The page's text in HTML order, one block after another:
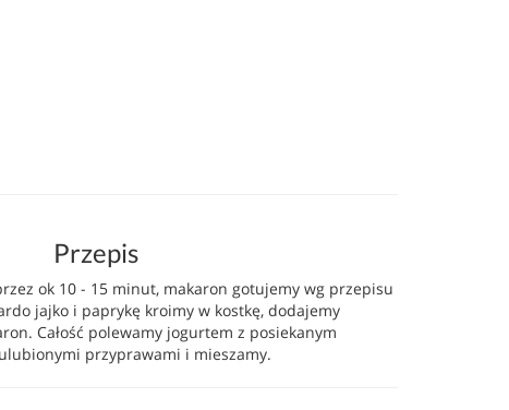
Przepis
ok 10 - 15 minut, makaron gotujemy wg przepisu
jajko i paprykę kroimy w kostkę, dodajemy
Całość polewamy jogurtem z posiekanym
przyprawami i mieszamy.